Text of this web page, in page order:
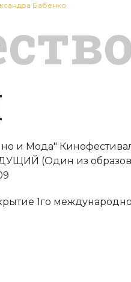
Бабенко
и Мода"
(Один из
1го